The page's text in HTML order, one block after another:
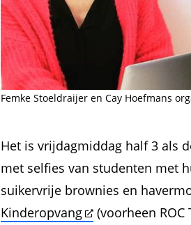
Femke Stoeldraijer en Cay Hoefmans
Het is vrijdagmiddag half 3 als
met selfies van studenten met
suikervrije brownies en
Kinderopvang
(voorheen